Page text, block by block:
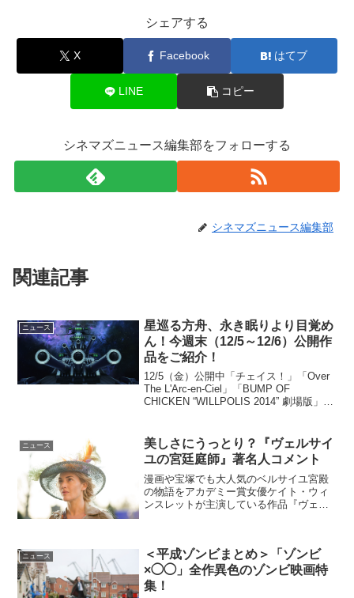
シェアする
X Facebook はてブ
LINE コピー
シネマズニュース編集部をフォローする
シネマズニュース編集部
関連記事
ニュース
星巡る方舟、永き眠りより目覚め
ん！今週末（12/5～12/6）公開作
品をご紹介！
12/5（金）公開中「チェイス！」「Over
The L'Arc-en-Ciel」「BUMP OF
CHICKEN “WILLPOLIS 2014” 劇場版」
部...
ニュース
美しさにうっとり？『ヴェルサイ
ユの宮廷庭師』著名人コメント
漫画や宝塚でも大人気のベルサイユ宮殿
の物語をアカデミー賞女優ケイト・ウィ
ンスレットが主演している作品『ヴェル
る。17世紀のフ...
ニュース
＜平成ゾンビまとめ＞「ゾンビ
×◯◯」全作異色のゾンビ映画特
集！